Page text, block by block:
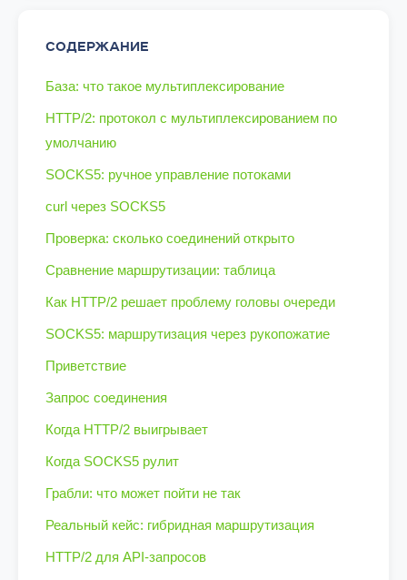
СОДЕРЖАНИЕ
База: что такое мультиплексирование
HTTP/2: протокол с мультиплексированием по
умолчанию
SOCKS5: ручное управление потоками
curl через SOCKS5
Проверка: сколько соединений открыто
Сравнение маршрутизации: таблица
Как HTTP/2 решает проблему головы очереди
SOCKS5: маршрутизация через рукопожатие
Приветствие
Запрос соединения
Когда HTTP/2 выигрывает
Когда SOCKS5 рулит
Грабли: что может пойти не так
Реальный кейс: гибридная маршрутизация
HTTP/2 для API-запросов